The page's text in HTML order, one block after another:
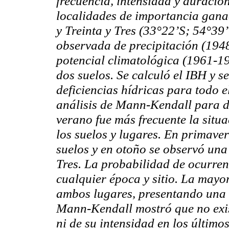
localidades de importancia
y Treinta y Tres (33°22’S;
observada de precipitación
potencial climatológica (1961-
dos suelos. Se calculó el IBH y
deficiencias hídricas para todo
análisis de Mann-Kendall para
verano fue más frecuente la
los suelos y lugares. En
suelos y en otoño se observó
Tres. La probabilidad de
cualquier época y sitio. La
ambos lugares, presentando
Mann-Kendall mostró que no
ni de su intensidad en los